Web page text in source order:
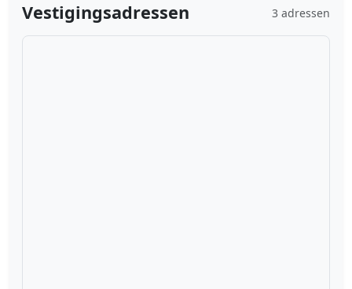
Vestigingsadressen 3 adressen